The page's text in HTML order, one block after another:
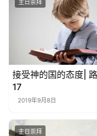
主日崇拜
接受神的国的态度|
17
2019年9月8日
主日崇拜